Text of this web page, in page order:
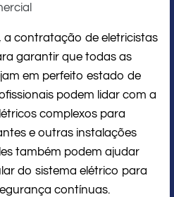
a contratação de eletricistas
garantir que todas as
em perfeito estado de
podem lidar com a
complexos para
e outras instalações
também podem ajudar
do sistema elétrico para
contínuas.